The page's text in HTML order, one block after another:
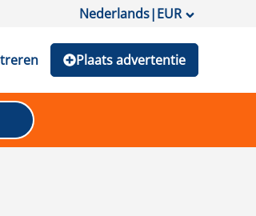
Nederlands|EUR
Plaats advertentie